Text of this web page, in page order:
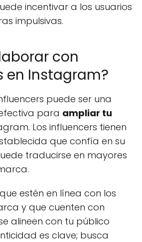
incentivar a los usuarios
impulsivas.
con
en Instagram?
puede ser una
para ampliar tu
Los influencers tienen
que confía en su
traducirse en mayores
estén en línea con los
y que cuenten con
alineen con tu público
es clave; busca